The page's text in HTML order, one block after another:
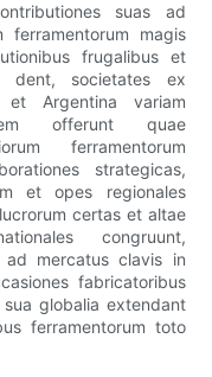
suas ad
ferramentorum magis
frugalibus et
dent, societates ex
et Argentina variam
offerunt quae
ferramentorum
strategicas,
et opes regionales
certas et altae
congruunt,
ad mercatus clavis in
fabricatoribus
globalia extendant
ferramentorum toto